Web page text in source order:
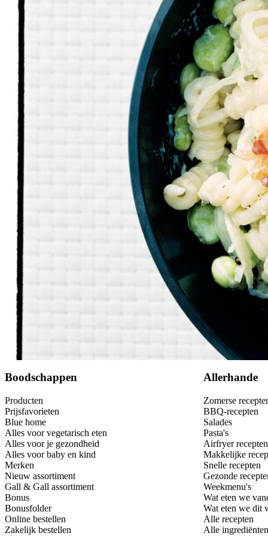
150
50
Boodschappen
Producten
Prijsfavorieten
Blue home
Alles voor vegetarisch eten
Alles voor je gezondheid
Alles voor baby en kind
Merken
Nieuw assortiment
Gall & Gall assortiment
Bonus
Bonusfolder
Online bestellen
Zakelijk bestellen
Allerhande
Zomerse
BBQ-recepten
Salades
Pasta's
Airfryer recepten
Makkelijke
Snelle recepten
Gezonde
Weekmenu's
Wat eten we
Wat eten we dit
Alle recepten
Alle ingrediënten